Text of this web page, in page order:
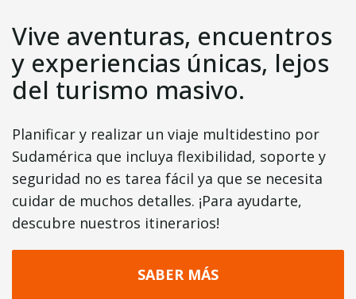
Vive aventuras, encuentros
y experiencias únicas, lejos
del turismo masivo.
Planificar y realizar un viaje multidestino por
Sudamérica que incluya flexibilidad, soporte y
seguridad no es tarea fácil ya que se necesita
cuidar de muchos detalles. ¡Para ayudarte,
descubre nuestros itinerarios!
SABER MÁS